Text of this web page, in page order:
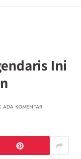
Ini
ADA KOMENTAR